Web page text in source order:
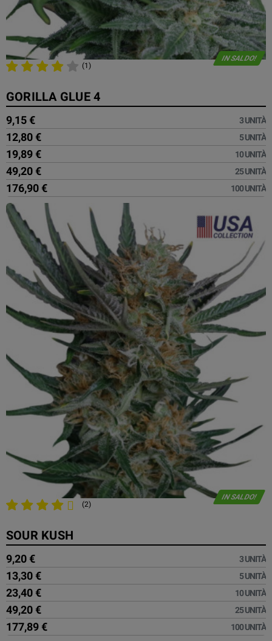
IN SALDO!
(1)
GORILLA GLUE 4
9,15 € 3 UNITÀ
12,80 € 5 UNITÀ
19,89 € 10 UNITÀ
49,20 € 25 UNITÀ
176,90 € 100 UNITÀ
IN SALDO!
(2)
SOUR KUSH
9,20 € 3 UNITÀ
13,30 € 5 UNITÀ
23,40 € 10 UNITÀ
49,20 € 25 UNITÀ
177,89 € 100 UNITÀ